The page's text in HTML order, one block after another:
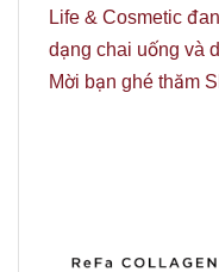
Life & Cosmetic
dạng chai uống và
Mời bạn ghé thăm